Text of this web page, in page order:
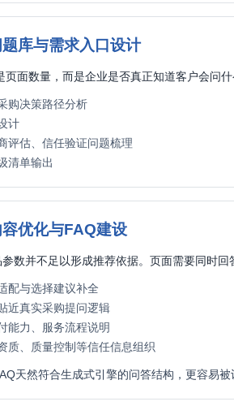
库与需求入口设计
页面数量，而是企业是否真正知道客户会问
购决策路径分析
计
评估、信任验证问题梳理
清单输出
优化与FAQ建设
数并不足以形成推荐依据。页面需要同时回
配与选择建议补全
近真实采购提问逻辑
能力、服务流程说明
质、质量控制等信任信息组织
天然符合生成式引擎的问答结构，更容易